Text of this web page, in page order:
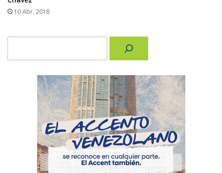
10 Abr, 2018